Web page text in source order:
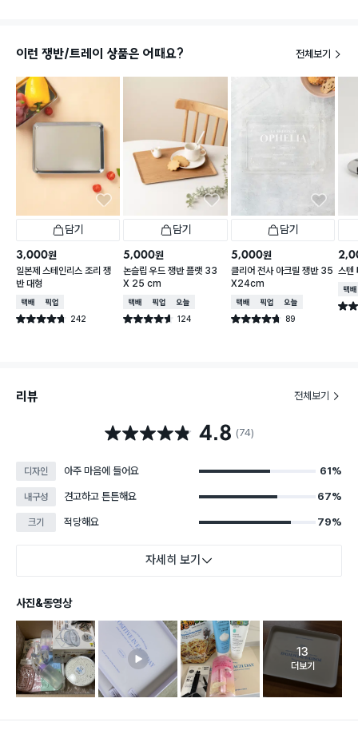
이런 쟁반/트레이 상품은 어때요? 전체보기
담기
3,000원
일본제 스테인리스 조리 쟁
반 대형
택배배송매장픽업
별점 4.7점 242
건 작성
담기
5,000원
논슬립 우드 쟁반 플랫 33
X 25 cm
택배배송매장픽업오늘배송
별점 4.6점 124
건 작성
담기
5,000원
클리어 전사 아크릴 쟁반 35
X24cm
택배배송매장픽업오늘배송
별점 4.7점 89
건 작성
스
택배
별점
리뷰 전체보기
별점 4.8점 4.8 (74)
디자인 아주 마음에 들어요 61%
내구성 견고하고 튼튼해요 67%
크기 적당해요 79%
자세히 보기
사진&동영상
고객 리뷰
13
더보기